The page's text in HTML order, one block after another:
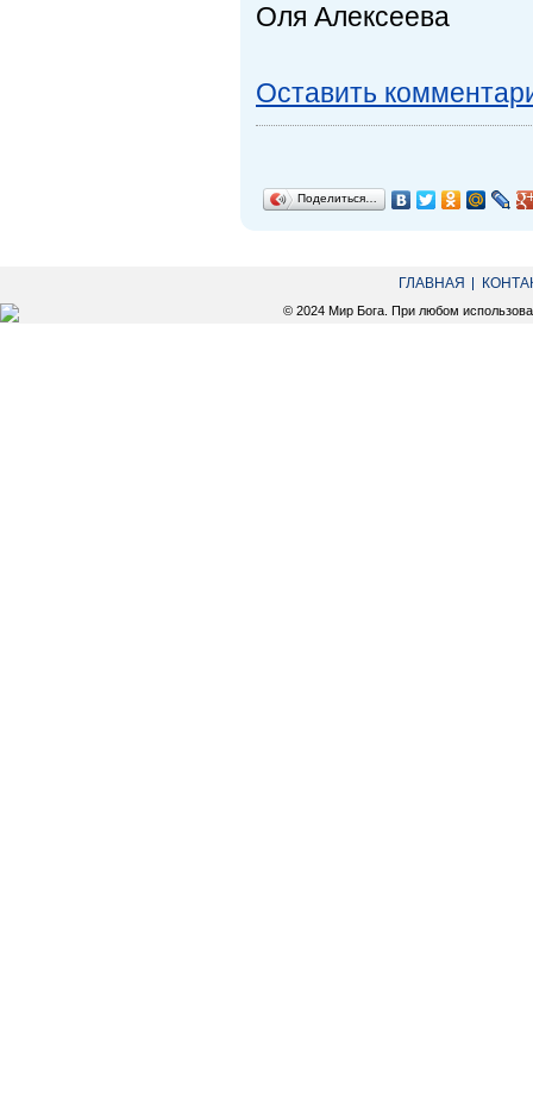
Оля Алексеева
Оставить
Поделиться…
ГЛАВНАЯ
© 2024 Мир Бога. При любом